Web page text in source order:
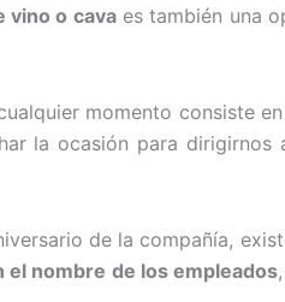
vino o cavaes también una
momento consiste en
la ocasión para
de la compañía,
el nombre de los empleados